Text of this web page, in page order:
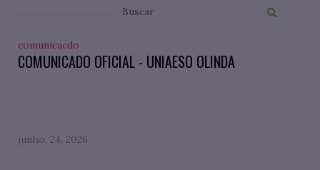
comunicacdo
COMUNICADO OFICIAL - UNIAESO OLINDA
junho. 24, 2026